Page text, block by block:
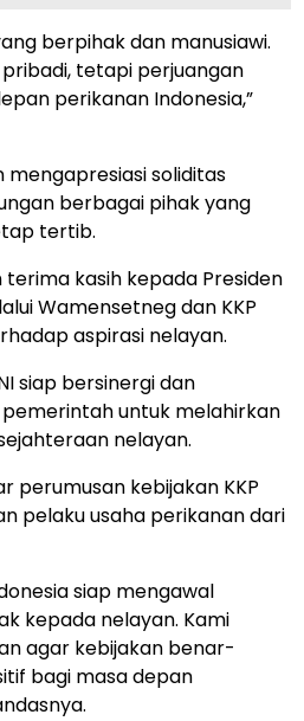
berpihak dan manusiawi.
tetapi perjuangan
perikanan Indonesia,”
mengapresiasi soliditas
berbagai pihak yang
tertib.
kasih kepada Presiden
Wamensetneg dan KKP
aspirasi nelayan.
siap bersinergi dan
untuk melahirkan
nelayan.
perumusan kebijakan KKP
pelaku usaha perikanan dari
siap mengawal
kepada nelayan. Kami
agar kebijakan benar-
bagi masa depan